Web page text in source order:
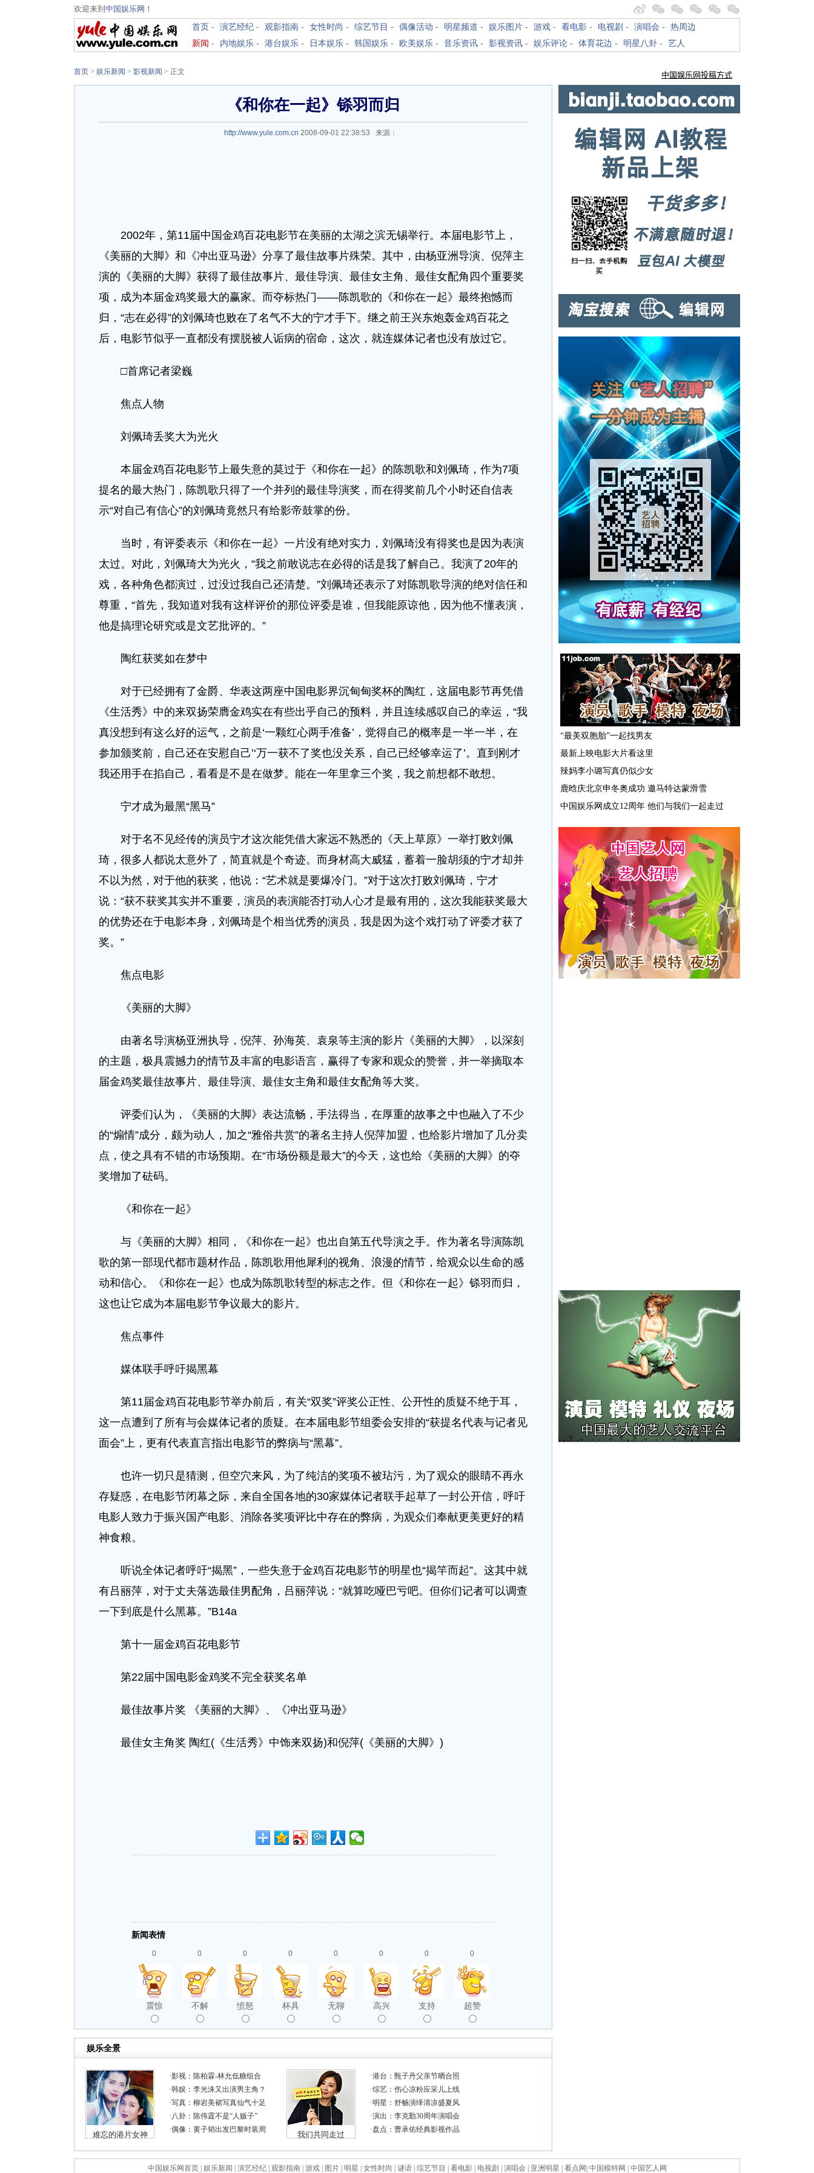
欢迎来到 中国娱乐网 ！
首页 - 演艺经纪 - 观影指南 - 女性时尚 - 综艺节目 - 偶像活动 - 明星频道 - 娱乐图片 - 游戏 - 看电影 - 电视剧 - 演唱会 - 热周边
新闻 - 内地娱乐 - 港台娱乐 - 日本娱乐 - 韩国娱乐 - 欧美娱乐 - 音乐资讯 - 影视资讯 - 娱乐评论 - 体育花边 - 明星八卦 - 艺人
首页 > 娱乐新闻 > 影视新闻 > 正文
《和你在一起》铩羽而归
http://www.yule.com.cn 2008-09-01 22:38:53 来源：
2002年，第11届中国金鸡百花电影节在美丽的太湖之滨无锡举行。本届电影节上，
《美丽的大脚》和《冲出亚马逊》分享了最佳故事片殊荣。其中，由杨亚洲导演、倪萍主
演的《美丽的大脚》获得了最佳故事片、最佳导演、最佳女主角、最佳女配角四个重要奖
项，成为本届金鸡奖最大的赢家。而夺标热门——陈凯歌的《和你在一起》最终抱憾而
归，“志在必得”的刘佩琦也败在了名气不大的宁才手下。继之前王兴东炮轰金鸡百花之
后，电影节似乎一直都没有摆脱被人诟病的宿命，这次，就连媒体记者也没有放过它。
□首席记者梁巍
焦点人物
刘佩琦丢奖大为光火
本届金鸡百花电影节上最失意的莫过于《和你在一起》的陈凯歌和刘佩琦，作为7项
提名的最大热门，陈凯歌只得了一个并列的最佳导演奖，而在得奖前几个小时还自信表
示“对自己有信心”的刘佩琦竟然只有给影帝鼓掌的份。
当时，有评委表示《和你在一起》一片没有绝对实力，刘佩琦没有得奖也是因为表演
太过。对此，刘佩琦大为光火，“我之前敢说志在必得的话是我了解自己。我演了20年的
戏，各种角色都演过，过没过我自己还清楚。”刘佩琦还表示了对陈凯歌导演的绝对信任和
尊重，“首先，我知道对我有这样评价的那位评委是谁，但我能原谅他，因为他不懂表演，
他是搞理论研究或是文艺批评的。”
陶红获奖如在梦中
对于已经拥有了金爵、华表这两座中国电影界沉甸甸奖杯的陶红，这届电影节再凭借
《生活秀》中的来双扬荣膺金鸡实在有些出乎自己的预料，并且连续感叹自己的幸运，“我
真没想到有这么好的运气，之前是‘一颗红心两手准备’，觉得自己的概率是一半一半，在
参加颁奖前，自己还在安慰自己’‘万一获不了奖也没关系，自己已经够幸运了’。直到刚才
我还用手在掐自己，看看是不是在做梦。能在一年里拿三个奖，我之前想都不敢想。
宁才成为最黑“黑马”
对于名不见经传的演员宁才这次能凭借大家远不熟悉的《天上草原》一举打败刘佩
琦，很多人都说太意外了，简直就是个奇迹。而身材高大威猛，蓄着一脸胡须的宁才却并
不以为然，对于他的获奖，他说：“艺术就是要爆冷门。”对于这次打败刘佩琦，宁才
说：“获不获奖其实并不重要，演员的表演能否打动人心才是最有用的，这次我能获奖最大
的优势还在于电影本身，刘佩琦是个相当优秀的演员，我是因为这个戏打动了评委才获了
奖。”
焦点电影
《美丽的大脚》
由著名导演杨亚洲执导，倪萍、孙海英、袁泉等主演的影片《美丽的大脚》，以深刻
的主题，极具震撼力的情节及丰富的电影语言，赢得了专家和观众的赞誉，并一举摘取本
届金鸡奖最佳故事片、最佳导演、最佳女主角和最佳女配角等大奖。
评委们认为，《美丽的大脚》表达流畅，手法得当，在厚重的故事之中也融入了不少
的“煽情”成分，颇为动人，加之“雅俗共赏”的著名主持人倪萍加盟，也给影片增加了几分卖
点，使之具有不错的市场预期。在“市场份额是最大”的今天，这也给《美丽的大脚》的夺
奖增加了砝码。
《和你在一起》
与《美丽的大脚》相同，《和你在一起》也出自第五代导演之手。作为著名导演陈凯
歌的第一部现代都市题材作品，陈凯歌用他犀利的视角、浪漫的情节，给观众以生命的感
动和信心。《和你在一起》也成为陈凯歌转型的标志之作。但《和你在一起》铩羽而归，
这也让它成为本届电影节争议最大的影片。
焦点事件
媒体联手呼吁揭黑幕
第11届金鸡百花电影节举办前后，有关“双奖”评奖公正性、公开性的质疑不绝于耳，
这一点遭到了所有与会媒体记者的质疑。在本届电影节组委会安排的“获提名代表与记者见
面会”上，更有代表直言指出电影节的弊病与“黑幕”。
也许一切只是猜测，但空穴来风，为了纯洁的奖项不被玷污，为了观众的眼睛不再永
存疑惑，在电影节闭幕之际，来自全国各地的30家媒体记者联手起草了一封公开信，呼吁
电影人致力于振兴国产电影、消除各奖项评比中存在的弊病，为观众们奉献更美更好的精
神食粮。
听说全体记者呼吁“揭黑”，一些失意于金鸡百花电影节的明星也“揭竿而起”。这其中就
有吕丽萍，对于丈夫落选最佳男配角，吕丽萍说：“就算吃哑巴亏吧。但你们记者可以调查
一下到底是什么黑幕。”B14a
第十一届金鸡百花电影节
第22届中国电影金鸡奖不完全获奖名单
最佳故事片奖 《美丽的大脚》、《冲出亚马逊》
最佳女主角奖 陶红(《生活秀》中饰来双扬)和倪萍(《美丽的大脚》)
新闻表情
0
震惊
0
不解
0
愤怒
0
杯具
0
无聊
0
高兴
0
支持
0
超赞
中国娱乐网首页| 娱乐新闻 演艺经纪| 观影指南| 游戏| 图片| 明星 女性时尚 谜语| 综艺节目 看电影| 电视剧 演唱会| 亚洲明星 看点网 中国模特网 中国艺人网